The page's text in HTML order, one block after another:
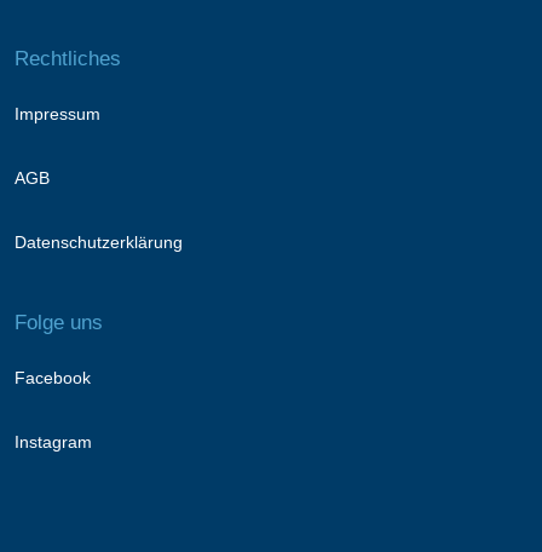
Rechtliches
Impressum
AGB
Datenschutzerklärung
Folge uns
Facebook
Instagram